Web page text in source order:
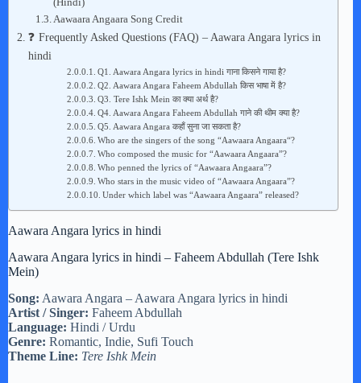
Aawaara Angaara Song Credit
❓ Frequently Asked Questions (FAQ) – Aawara Angara lyrics in
hindi
Q1. Aawara Angara lyrics in hindi गाना किसने गाया है?
Q2. Aawara Angara Faheem Abdullah किस भाषा में है?
Q3. Tere Ishk Mein का क्या अर्थ है?
Q4. Aawara Angara Faheem Abdullah गाने की थीम क्या है?
Q5. Aawara Angara कहाँ सुना जा सकता है?
Who are the singers of the song “Aawaara Angaara“?
Who composed the music for “Aawaara Angaara”?
Who penned the lyrics of “Aawaara Angaara”?
Who stars in the music video of “Aawaara Angaara”?
Under which label was “Aawaara Angaara” released?
Aawara Angara lyrics in hindi
Aawara Angara lyrics in hindi – Faheem Abdullah (Tere Ishk
Mein)
Song: Aawara Angara – Aawara Angara lyrics in hindi
Artist / Singer: Faheem Abdullah
Language: Hindi / Urdu
Genre: Romantic, Indie, Sufi Touch
Theme Line: Tere Ishk Mein